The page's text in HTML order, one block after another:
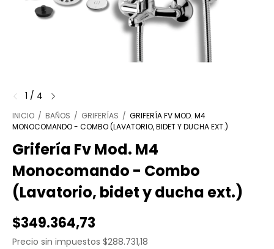
1 / 4
INICIO / BAÑOS / GRIFERÍAS / GRIFERÍA FV MOD. M4
MONOCOMANDO - COMBO (LAVATORIO, BIDET Y DUCHA EXT.)
Grifería Fv Mod. M4
Monocomando - Combo
(Lavatorio, bidet y ducha ext.)
$349.364,73
Precio sin impuestos $288.731,18